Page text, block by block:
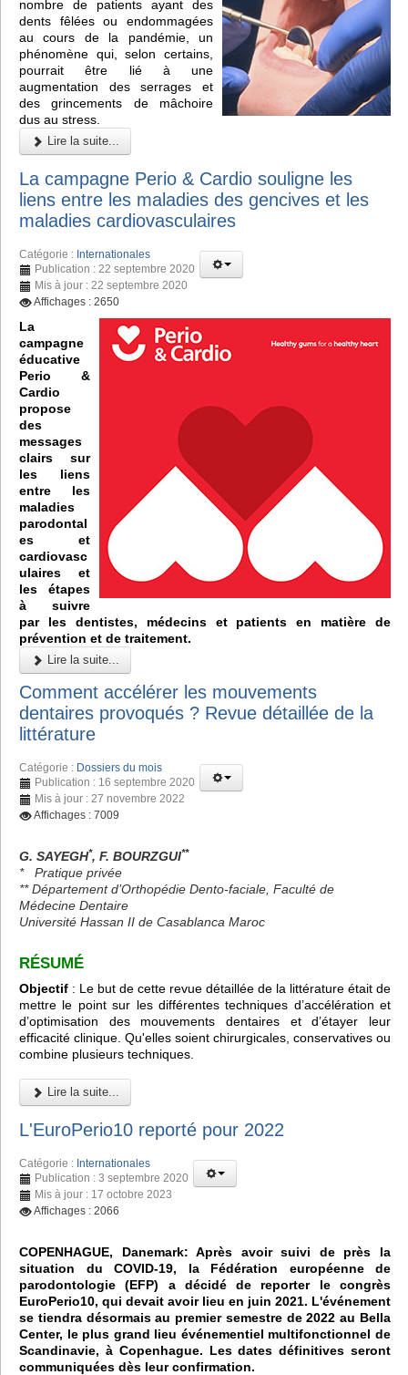
nombre de patients ayant des
dents fêlées ou endommagées
au cours de la pandémie, un
phénomène qui, selon certains,
pourrait être lié à une
augmentation des serrages et
des grincements de mâchoire
dus au stress.
Lire la suite...
La campagne Perio & Cardio souligne les
liens entre les maladies des gencives et les
maladies cardiovasculaires
Catégorie : Internationales
Publication : 22 septembre 2020
Mis à jour : 22 septembre 2020
Affichages : 2650
La
campagne
éducative
Perio &
Cardio
propose
des
messages
clairs sur
les liens
entre les
maladies
parodontal
es et
cardiovasc
ulaires et
les étapes
à suivre
par les dentistes, médecins et patients en matière de
prévention et de traitement.
Lire la suite...
Comment accélérer les mouvements
dentaires provoqués ? Revue détaillée de la
littérature
Catégorie : Dossiers du mois
Publication : 16 septembre 2020
Mis à jour : 27 novembre 2022
Affichages : 7009
G. SAYEGH*, F. BOURZGUI**
*
Pratique privée
** Département d’Orthopédie Dento-faciale, Faculté de
Médecine Dentaire
Université Hassan II de Casablanca Maroc
RÉSUMÉ
Objectif : Le but de cette revue détaillée de la littérature était de
mettre le point sur les différentes techniques d’accélération et
d’optimisation des mouvements dentaires et d’étayer leur
efficacité clinique. Qu'elles soient chirurgicales, conservatives ou
combine plusieurs techniques.
Lire la suite...
L'EuroPerio10 reporté pour 2022
Catégorie : Internationales
Publication : 3 septembre 2020
Mis à jour : 17 octobre 2023
Affichages : 2066
COPENHAGUE, Danemark: Après avoir suivi de près la
situation du COVID-19, la Fédération européenne de
parodontologie (EFP) a décidé de reporter le congrès
EuroPerio10, qui devait avoir lieu en juin 2021. L'événement
se tiendra désormais au premier semestre de 2022 au Bella
Center, le plus grand lieu événementiel multifonctionnel de
Scandinavie, à Copenhague. Les dates définitives seront
communiquées dès leur confirmation.